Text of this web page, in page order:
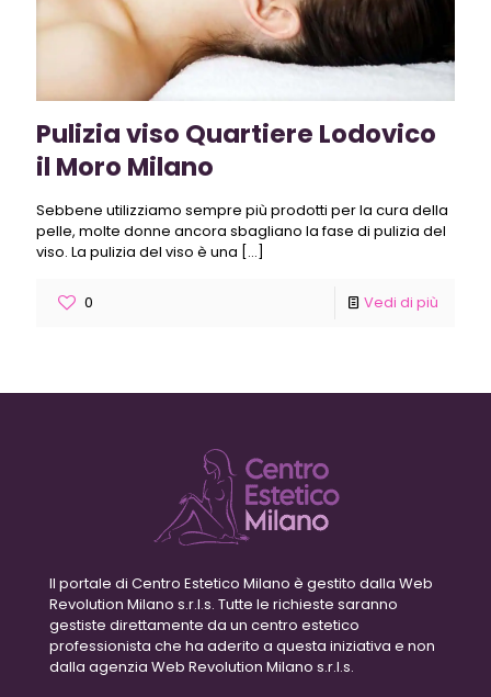
Pulizia viso Quartiere Lodovico
il Moro Milano
Sebbene utilizziamo sempre più prodotti per la cura della
pelle, molte donne ancora sbagliano la fase di pulizia del
viso. La pulizia del viso è una […]
0 Vedi di più
Il portale di Centro Estetico Milano è gestito dalla Web
Revolution Milano s.r.l.s. Tutte le richieste saranno
gestiste direttamente da un centro estetico
professionista che ha aderito a questa iniziativa e non
dalla agenzia Web Revolution Milano s.r.l.s.